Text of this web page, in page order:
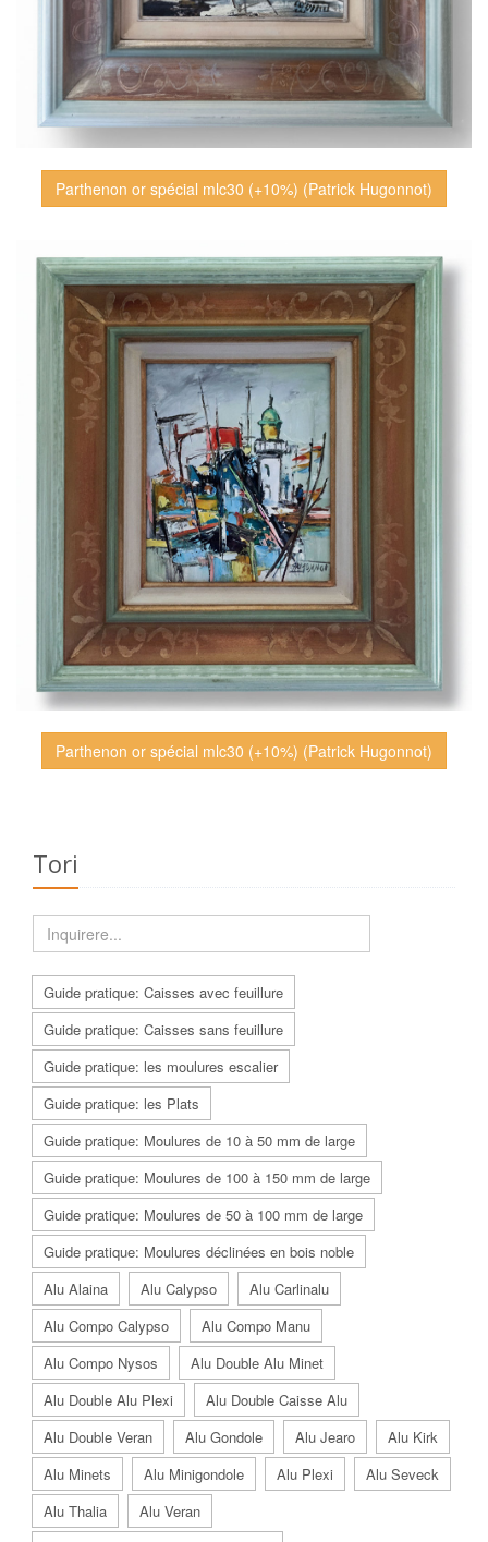
Parthenon or spécial mlc30 (+10%) (Patrick Hugonnot)
Parthenon or spécial mlc30 (+10%) (Patrick Hugonnot)
Tori
Guide pratique: Caisses avec feuillure
Guide pratique: Caisses sans feuillure
Guide pratique: les moulures escalier
Guide pratique: les Plats
Guide pratique: Moulures de 10 à 50 mm de large
Guide pratique: Moulures de 100 à 150 mm de large
Guide pratique: Moulures de 50 à 100 mm de large
Guide pratique: Moulures déclinées en bois noble
Alu Alaina
Alu Calypso
Alu Carlinalu
Alu Compo Calypso
Alu Compo Manu
Alu Compo Nysos
Alu Double Alu Minet
Alu Double Alu Plexi
Alu Double Caisse Alu
Alu Double Veran
Alu Gondole Alu Jearo
Alu Kirk
Alu Minets
Alu Minigondole Alu Plexi
Alu Seveck
Alu Thalia
Alu Veran